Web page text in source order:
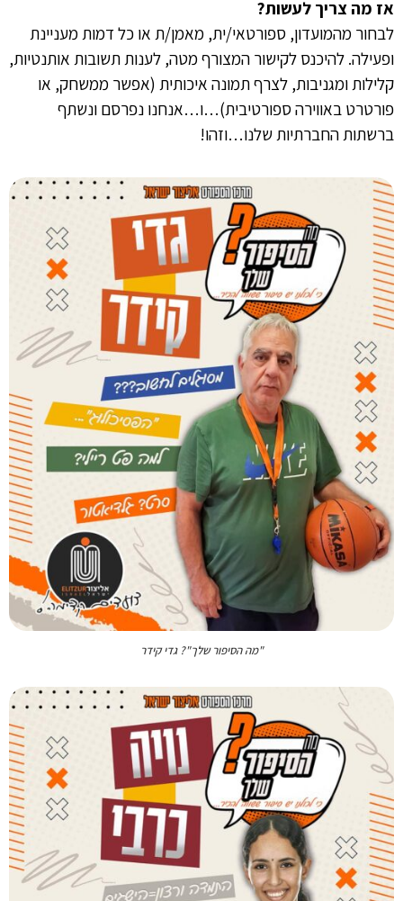
אז מה צריך לעשות?
לבחור מהמועדון, ספורטאי/ית, מאמן/ת או כל דמות מעניינת
ופעילה. להיכנס לקישור המצורף מטה, לענות תשובות אותנטיות,
קלילות ומגניבות, לצרף תמונה איכותית (אפשר ממשחק, או
פורטרט באווירה ספורטיבית)…ו…אנחנו נפרסם ונשתף
ברשתות החברתיות שלנו…וזהו!
"מה הסיפור שלך"? גדי קידר